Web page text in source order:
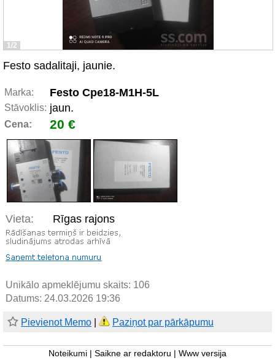
1/2
Festo sadalitaji, jaunie.
Marka: Festo Cpe18-M1H-5L
Stāvoklis: jaun.
Cena: 20 €
Vieta: Rīgas rajons
Unikālo apmeklējumu skaits: 106
Datums: 24.03.2026 19:36
Pievienot Memo Paziņot par pārkāpumu
Noteikumi Saikne ar redaktoru Www versija